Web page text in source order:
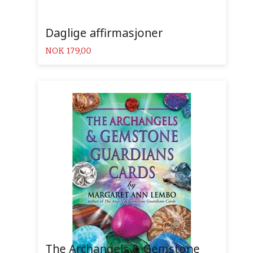
Daglige affirmasjoner
Pris
NOK 179,00
The Archangels & Gemstone